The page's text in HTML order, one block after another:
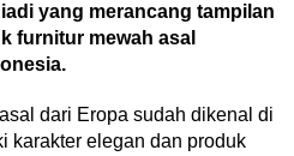
yang merancang tampilan
furnitur mewah asal
dari Eropa sudah dikenal di
karakter elegan dan produk